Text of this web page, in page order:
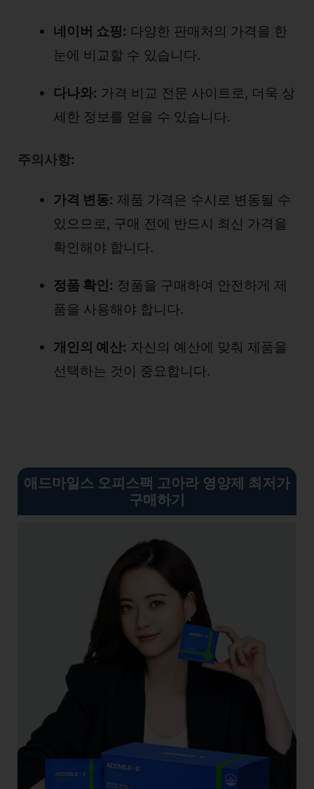
네이버 쇼핑: 다양한 판매처의 가격을 한
눈에 비교할 수 있습니다.
다나와: 가격 비교 전문 사이트로, 더욱 상
세한 정보를 얻을 수 있습니다.
주의사항:
가격 변동: 제품 가격은 수시로 변동될 수
있으므로, 구매 전에 반드시 최신 가격을
확인해야 합니다.
정품 확인: 정품을 구매하여 안전하게 제
품을 사용해야 합니다.
개인의 예산: 자신의 예산에 맞춰 제품을
선택하는 것이 중요합니다.
애드마일스 오피스팩 고아라 영양제 최저가
구매하기